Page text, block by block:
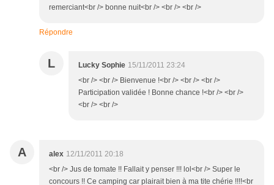
remerciant<br /> bonne nuit<br /> <br /> <br />
Répondre
L Lucky Sophie 15/11/2011 23:24
<br /> <br /> Bienvenue !<br /> <br /> <br />
Participation validée ! Bonne chance !<br /> <br />
<br /> <br />
A alex 12/11/2011 20:18
<br /> Jus de tomate !! Fallait y penser !!! lol<br /> Super le
concours !! Ce camping car plairait bien à ma tite chérie !!!!<br